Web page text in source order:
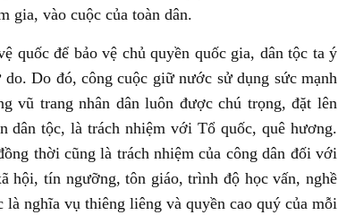
gia, vào cuộc của toàn dân.
quốc để bảo vệ chủ quyền quốc gia, dân tộc ta ý
Do đó, công cuộc giữ nước sử dụng sức mạnh
vũ trang nhân dân luôn được chú trọng, đặt lên
dân tộc, là trách nhiệm với Tổ quốc, quê hương.
thời cũng là trách nhiệm của công dân đối với
hội, tín ngưỡng, tôn giáo, trình độ học vấn, nghề
nghĩa vụ thiêng liêng và quyền cao quý của mỗi